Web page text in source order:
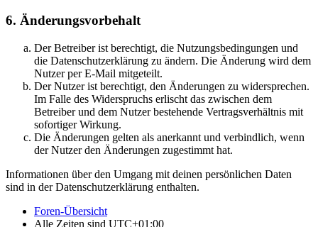
6. Änderungsvorbehalt
Der Betreiber ist berechtigt, die Nutzungsbedingungen und
die Datenschutzerklärung zu ändern. Die Änderung wird dem
Nutzer per E-Mail mitgeteilt.
Der Nutzer ist berechtigt, den Änderungen zu widersprechen.
Im Falle des Widerspruchs erlischt das zwischen dem
Betreiber und dem Nutzer bestehende Vertragsverhältnis mit
sofortiger Wirkung.
Die Änderungen gelten als anerkannt und verbindlich, wenn
der Nutzer den Änderungen zugestimmt hat.
Informationen über den Umgang mit deinen persönlichen Daten
sind in der Datenschutzerklärung enthalten.
Foren-Übersicht
Alle Zeiten sind UTC+01:00